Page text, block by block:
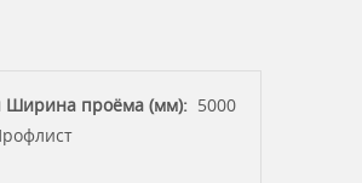
Ширина проёма (мм): 5000